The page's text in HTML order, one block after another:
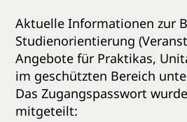
Aktuelle Informationen zur
Studienorientierung
Angebote für Praktikas,
im geschützten Bereich
Das Zugangspasswort
mitgeteilt: